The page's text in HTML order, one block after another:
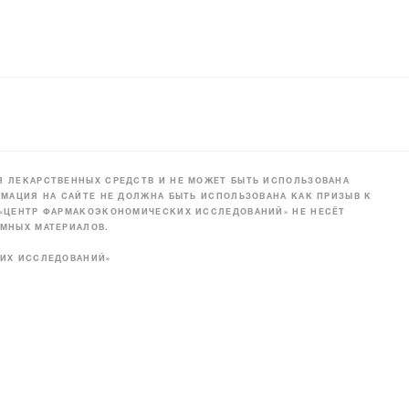
СРЕДСТВ И НЕ МОЖЕТ БЫТЬ ИСПОЛЬЗОВАНА
НА САЙТЕ НЕ ДОЛЖНА БЫТЬ ИСПОЛЬЗОВАНА КАК ПРИЗЫВ К
ФАРМАКОЭКОНОМИЧЕСКИХ ИССЛЕДОВАНИЙ» НЕ НЕСЁТ
МАТЕРИАЛОВ.
ИССЛЕДОВАНИЙ»